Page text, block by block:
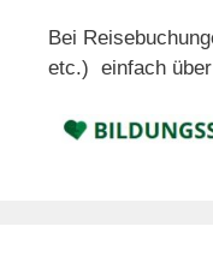
Bei
etc.) einfach